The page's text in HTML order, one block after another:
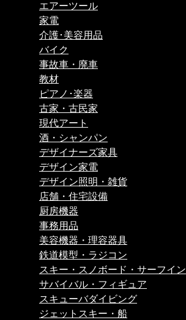
エアーツール
家電
介護･美容用品
バイク
事故車・廃車
教材
ピアノ･楽器
古家・古民家
現代アート
酒・シャンパン
デザイナーズ家具
デザイン家電
デザイン照明・雑貨
店舗・住宅設備
厨房機器
事務用品
美容機器・理容器具
鉄道模型・ラジコン
スキー・スノボード・サーフイン
サバイバル・フィギュア
スキューバダイビング
ジェットスキー・船